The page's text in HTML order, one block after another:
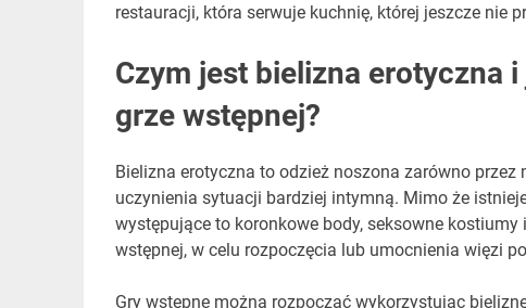
restauracji, która serwuje kuchnię, której jeszcze nie
Czym jest bielizna erotyczna
grze wstępnej?
Bielizna erotyczna to odzież noszona zarówno
uczynienia sytuacji bardziej intymną. Mimo że
występujące to koronkowe body, seksowne
wstępnej, w celu rozpoczęcia lub umocnienia więzi
Gry wstępne można rozpocząć wykorzystując